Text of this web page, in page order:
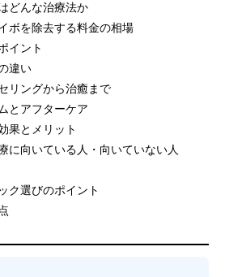
どんな治療法か
ボを除去する料金の相場
イント
違い
リングから治癒まで
とアフターケア
果とメリット
に向いている人・向いていない人
ク選びのポイント